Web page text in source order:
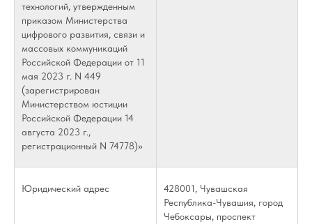
технологий, утвержденным
приказом Министерства
цифрового развития, связи и
массовых коммуникаций
Российской Федерации от 11
мая 2023 г. N 449
(зарегистрирован
Министерством юстиции
Российской Федерации 14
августа 2023 г.,
регистрационный N 74778)»
Юридический адрес
428001, Чувашская
Республика-Чувашия, город
Чебоксары, проспект